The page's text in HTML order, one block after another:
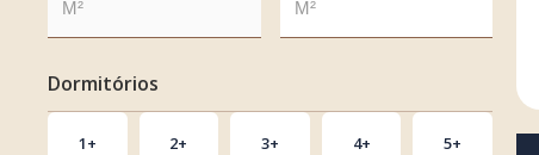
TERRENO
Dormitórios
1+ 2+ 3+ 4+ 5+